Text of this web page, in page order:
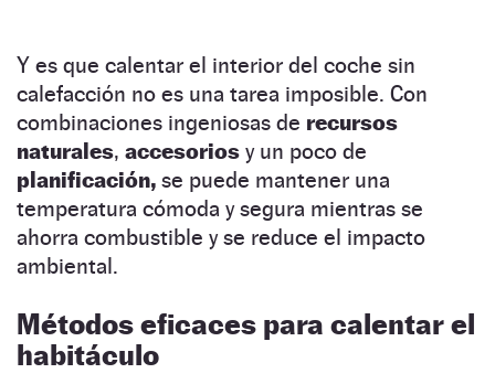
Y es que calentar el interior del coche sin
calefacción no es una tarea imposible. Con
combinaciones ingeniosas de recursos
naturales, accesorios y un poco de
planificación, se puede mantener una
temperatura cómoda y segura mientras se
ahorra combustible y se reduce el impacto
ambiental.
Métodos eficaces para calentar el
habitáculo